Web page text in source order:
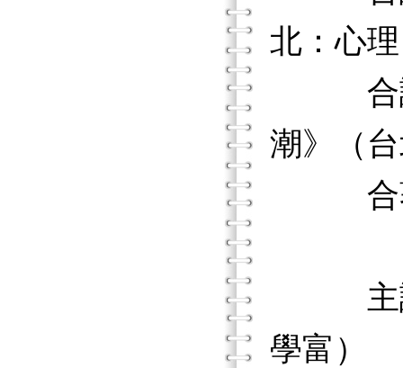
北：心
合譯
潮》（
合著
主譯
學富）